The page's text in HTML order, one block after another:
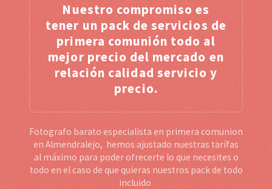
Nuestro compromiso es
tener un pack de servicios de
primera comunión todo al
mejor precio del mercado en
relación calidad servicio y
precio.
Fotografo barato especialista en primera comunion
en Almendralejo, hemos ajustado nuestras tarífas
al máximo para poder ofrecerte lo que necesites o
todo en el caso de que quieras nuestros pack de todo
incluido